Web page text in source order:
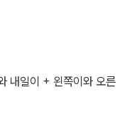
내일이 + 왼쪽이와 오른